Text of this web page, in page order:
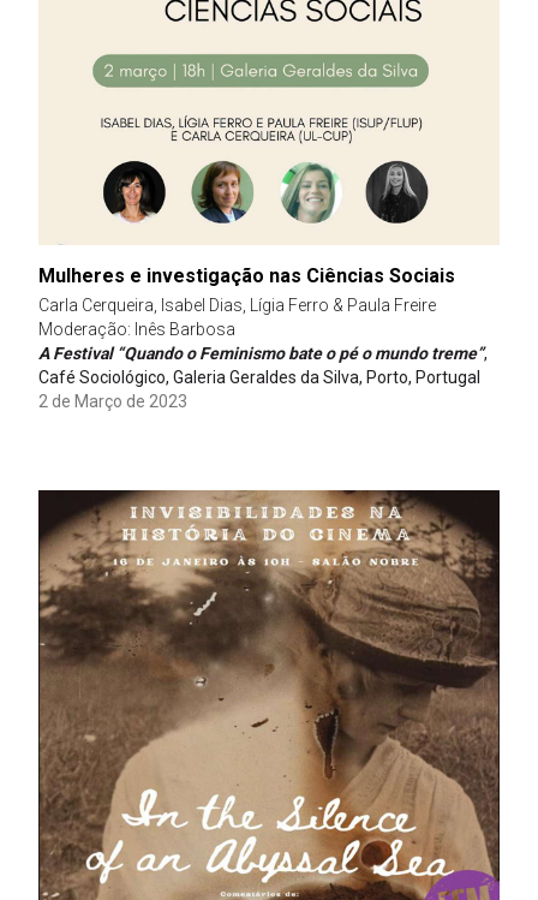
Mulheres e investigação nas Ciências Sociais
Carla Cerqueira, Isabel Dias, Lígia Ferro & Paula Freire
Moderação: Inês Barbosa
A Festival “Quando o Feminismo bate o pé o mundo treme”,
Café Sociológico, Galeria Geraldes da Silva, Porto, Portugal
2 de Março de 2023